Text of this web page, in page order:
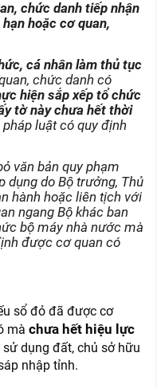
chức danh tiếp nhận
hoặc cơ quan,
cá nhân làm thủ tục
chức danh có
hiện sắp xếp tổ chức
tờ này chưa hết thời
luật có quy định
văn bản quy phạm
dụng do Bộ trưởng, Thủ
hành hoặc liên tịch với
ngang Bộ khác ban
bộ máy nhà nước mà
được cơ quan có
sổ đỏ đã được cơ
mà chưa hết hiệu lực
sử dụng đất, chủ sở hữu
nhập tỉnh.